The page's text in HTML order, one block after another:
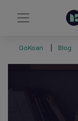
GoKoan Blog